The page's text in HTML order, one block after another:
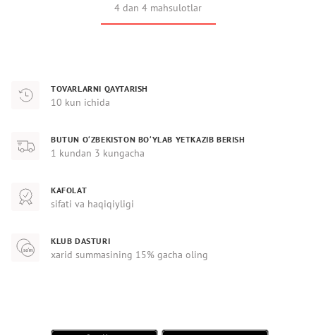
4 dan 4 mahsulotlar
TOVARLARNI QAYTARISH
10 kun ichida
BUTUN O‘ZBEKISTON BO‘YLAB YETKAZIB BERISH
1 kundan 3 kungacha
KAFOLAT
sifati va haqiqiyligi
KLUB DASTURI
xarid summasining 15% gacha oling